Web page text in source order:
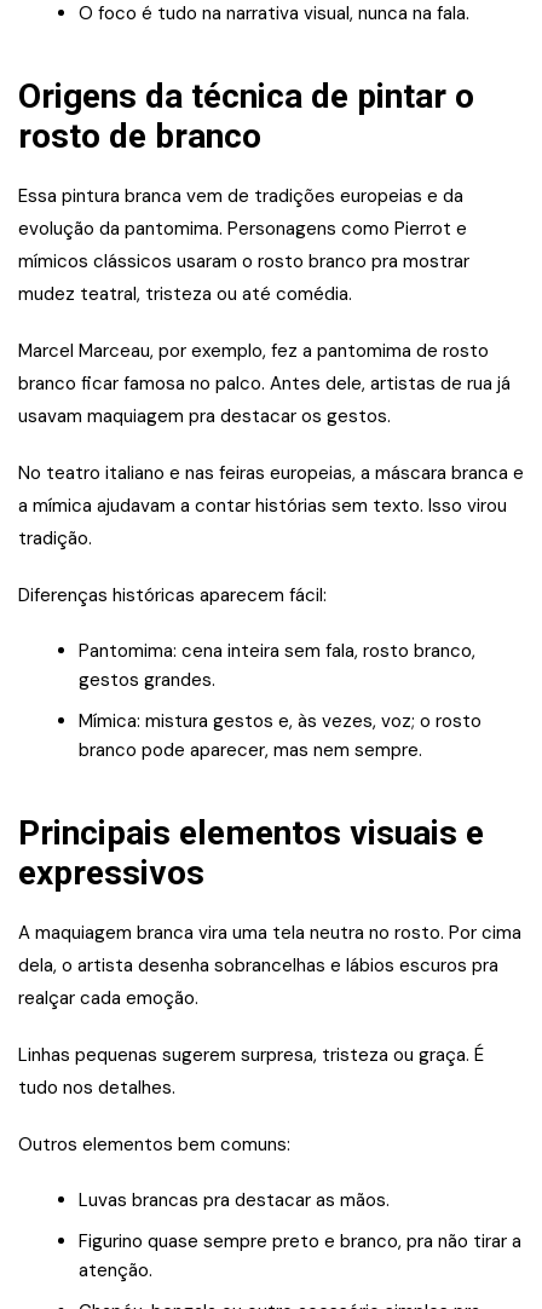
O foco é tudo na narrativa visual, nunca na fala.
Origens da técnica de pintar o
rosto de branco
Essa pintura branca vem de tradições europeias e da
evolução da pantomima. Personagens como Pierrot e
mímicos clássicos usaram o rosto branco pra mostrar
mudez teatral, tristeza ou até comédia.
Marcel Marceau, por exemplo, fez a pantomima de rosto
branco ficar famosa no palco. Antes dele, artistas de rua já
usavam maquiagem pra destacar os gestos.
No teatro italiano e nas feiras europeias, a máscara branca e
a mímica ajudavam a contar histórias sem texto. Isso virou
tradição.
Diferenças históricas aparecem fácil:
Pantomima: cena inteira sem fala, rosto branco,
gestos grandes.
Mímica: mistura gestos e, às vezes, voz; o rosto
branco pode aparecer, mas nem sempre.
Principais elementos visuais e
expressivos
A maquiagem branca vira uma tela neutra no rosto. Por cima
dela, o artista desenha sobrancelhas e lábios escuros pra
realçar cada emoção.
Linhas pequenas sugerem surpresa, tristeza ou graça. É
tudo nos detalhes.
Outros elementos bem comuns:
Luvas brancas pra destacar as mãos.
Figurino quase sempre preto e branco, pra não tirar a
atenção.